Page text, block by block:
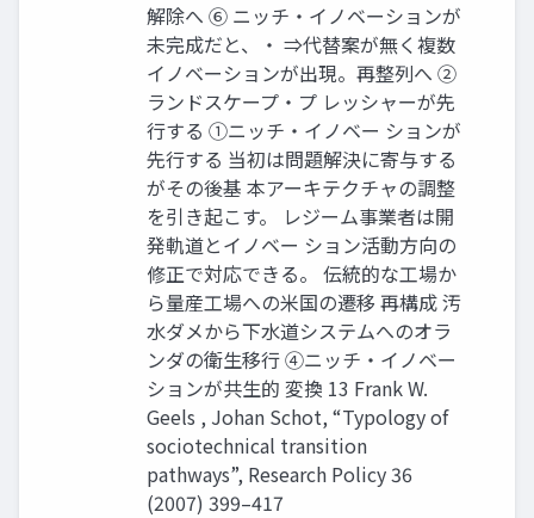
解除へ ⑥ ニッチ・イノベーションが
未完成だと、・ ⇒代替案が無く複数
イノベーションが出現。再整列へ ②
ランドスケープ・プ レッシャーが先
行する ①ニッチ・イノベー ションが
先行する 当初は問題解決に寄与する
がその後基 本アーキテクチャの調整
を引き起こす。 レジーム事業者は開
発軌道とイノベー ション活動方向の
修正で対応できる。 伝統的な工場か
ら量産工場への米国の遷移 再構成 汚
水ダメから下水道システムへのオラ
ンダの衛生移行 ④ニッチ・イノベー
ションが共生的 変換 13 Frank W.
Geels , Johan Schot, “Typology of
sociotechnical transition
pathways”, Research Policy 36
(2007) 399–417